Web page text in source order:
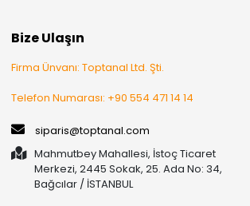
Bize Ulaşın
Firma Ünvanı: Toptanal Ltd. Şti.
Telefon Numarası: +90 554 471 14 14
siparis@toptanal.com
Mahmutbey Mahallesi, İstoç Ticaret
Merkezi, 2445 Sokak, 25. Ada No: 34,
Bağcılar / İSTANBUL